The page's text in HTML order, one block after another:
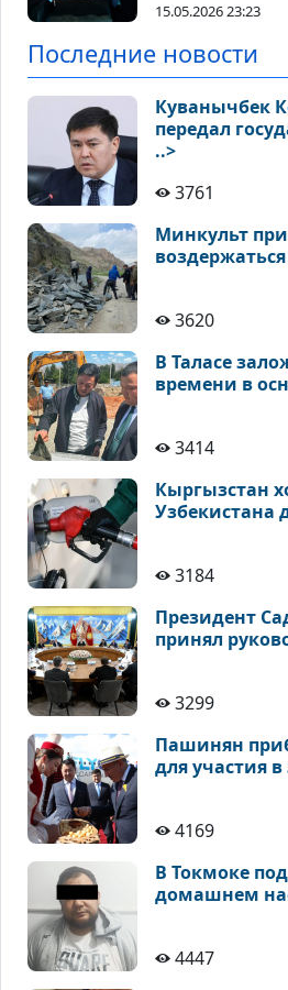
15.05.2026 23:23
Последние новости
Куванычбек
передал
..>
3761
Минкульт
3620
В Таласе
времени в
3414
Кыргызстан
Узбекистана
3184
Президент
принял
3299
Пашинян
для участия в
4169
В Токмоке
домашнем
4447